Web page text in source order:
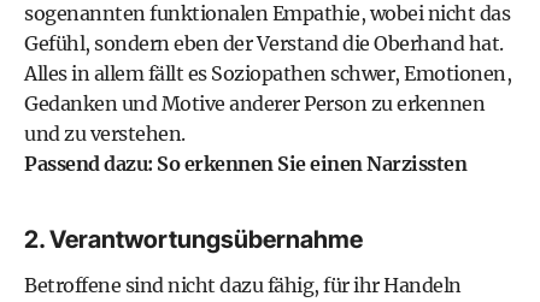
sogenannten funktionalen Empathie, wobei nicht das
Gefühl, sondern eben der Verstand die Oberhand hat.
Alles in allem fällt es Soziopathen schwer, Emotionen,
Gedanken und Motive anderer Person zu erkennen
und zu verstehen.
Passend dazu: So erkennen Sie einen Narzissten
2. Verantwortungsübernahme
Betroffene sind nicht dazu fähig, für ihr Handeln